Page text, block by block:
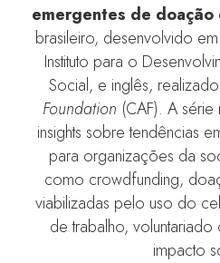
emergentes de doação
brasileiro, desenvolvido
Instituto para o
Social, e inglês,
Foundation (CAF). A
insights sobre tendências
para organizações da
como crowdfunding,
viabilizadas pelo uso do
de trabalho, voluntariado
impacto